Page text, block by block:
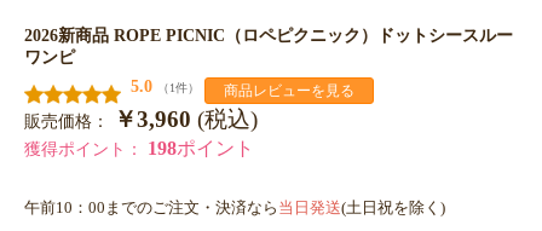
2026新商品 ROPE PICNIC（ロペピクニック）ドットシースルー
ワンピ
5.0
（1件） 商品レビューを見る
販売価格： ￥3,960 (税込)
獲得ポイント： 198ポイント
午前10：00までのご注文・決済なら 当日発送(土日祝を除く)